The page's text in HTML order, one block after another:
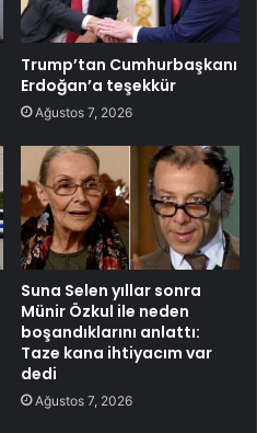
Trump’tan Cumhurbaşkanı
Erdoğan’a teşekkür
Ağustos 7, 2026
Suna Selen yıllar sonra
Münir Özkul ile neden
boşandıklarını anlattı:
Taze kana ihtiyacım var
dedi
Ağustos 7, 2026